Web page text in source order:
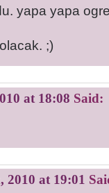
yapa yapa
;)
at 18:08 Said:
2010 at 19:01